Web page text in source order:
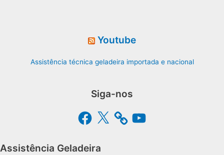
Youtube
Assistência técnica geladeira importada e nacional
Siga-nos
Facebook
X YouTube
Assistência Geladeira